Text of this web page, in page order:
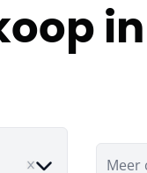
Meer